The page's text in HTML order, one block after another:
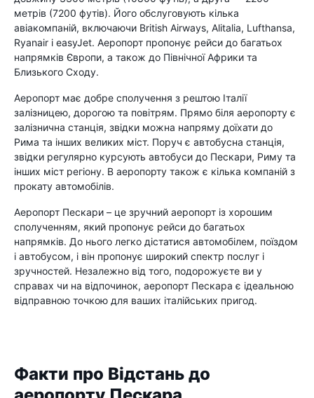
метрів (7200 футів). Його обслуговують кілька
авіакомпаній, включаючи British Airways, Alitalia, Lufthansa,
Ryanair і easyJet. Аеропорт пропонує рейси до багатьох
напрямків Європи, а також до Північної Африки та
Близького Сходу.
Аеропорт має добре сполучення з рештою Італії
залізницею, дорогою та повітрям. Прямо біля аеропорту є
залізнична станція, звідки можна напряму доїхати до
Рима та інших великих міст. Поруч є автобусна станція,
звідки регулярно курсують автобуси до Пескари, Риму та
інших міст регіону. В аеропорту також є кілька компаній з
прокату автомобілів.
Аеропорт Пескари – це зручний аеропорт із хорошим
сполученням, який пропонує рейси до багатьох
напрямків. До нього легко дістатися автомобілем, поїздом
і автобусом, і він пропонує широкий спектр послуг і
зручностей. Незалежно від того, подорожуєте ви у
справах чи на відпочинок, аеропорт Пескара є ідеальною
відправною точкою для ваших італійських пригод.
Факти про Відстань до